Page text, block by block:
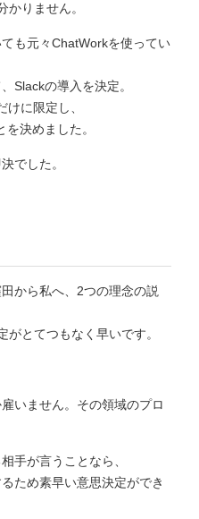
かりません。
も元々ChatWorkを使ってい
Slackの導入を決定。
に限定し、
決めました。
でした。
から私へ、2つの理念の説
がとてつもなく早いです。
いません。その領域のプロ
手が言うことなら、
ため素早い意思決定ができ